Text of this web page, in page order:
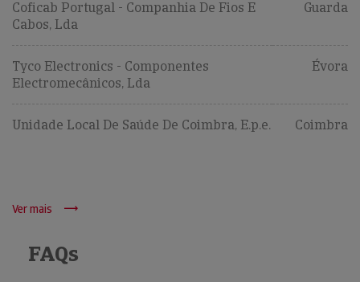
Coficab Portugal - Companhia De Fios E
Cabos, Lda
Guarda
Tyco Electronics - Componentes
Electromecânicos, Lda
Évora
Unidade Local De Saúde De Coimbra, E.p.e. Coimbra
Ver mais
FAQs